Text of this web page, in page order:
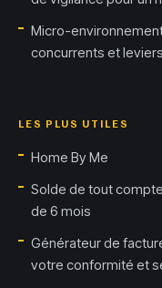
Micro-
concurrents et
LES PLUS UTILES
Home By Me
Solde de tout
de 6 mois
Générateur de
votre conformité et